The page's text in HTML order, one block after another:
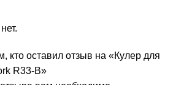
кто оставил отзыв на «Кулер для
R33-B»